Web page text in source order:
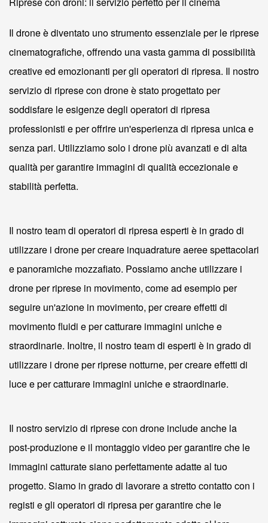
Il drone è diventato uno strumento essenziale per le riprese
cinematografiche, offrendo una vasta gamma di possibilità
creative ed emozionanti per gli operatori di ripresa. Il nostro
servizio di riprese con drone è stato progettato per
soddisfare le esigenze degli operatori di ripresa
professionisti e per offrire un'esperienza di ripresa unica e
senza pari. Utilizziamo solo i drone più avanzati e di alta
qualità per garantire immagini di qualità eccezionale e
stabilità perfetta.
Il nostro team di operatori di ripresa esperti è in grado di
utilizzare i drone per creare inquadrature aeree spettacolari
e panoramiche mozzafiato. Possiamo anche utilizzare i
drone per riprese in movimento, come ad esempio per
seguire un'azione in movimento, per creare effetti di
movimento fluidi e per catturare immagini uniche e
straordinarie. Inoltre, il nostro team di esperti è in grado di
utilizzare i drone per riprese notturne, per creare effetti di
luce e per catturare immagini uniche e straordinarie.
Il nostro servizio di riprese con drone include anche la
post-produzione e il montaggio video per garantire che le
immagini catturate siano perfettamente adatte al tuo
progetto. Siamo in grado di lavorare a stretto contatto con i
registi e gli operatori di ripresa per garantire che le